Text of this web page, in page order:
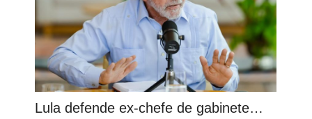
Lula defende ex-chefe de gabinete…